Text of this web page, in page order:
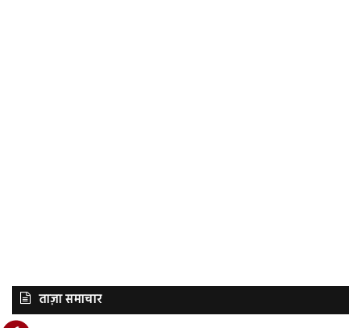
ताज़ा समाचार